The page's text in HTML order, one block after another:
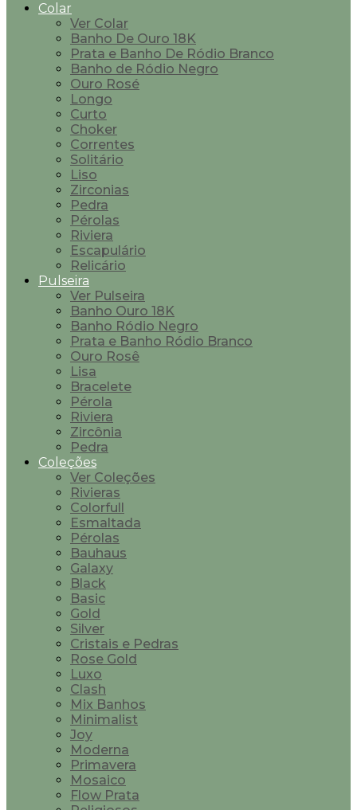
Colar
Ver Colar
Banho De Ouro 18K
Prata e Banho De Ródio Branco
Banho de Ródio Negro
Ouro Rosé
Longo
Curto
Choker
Correntes
Solitário
Liso
Zirconias
Pedra
Pérolas
Riviera
Escapulário
Relicário
Pulseira
Ver Pulseira
Banho Ouro 18K
Banho Ródio Negro
Prata e Banho Ródio Branco
Ouro Rosê
Lisa
Bracelete
Pérola
Riviera
Zircônia
Pedra
Coleções
Ver Coleções
Rivieras
Colorfull
Esmaltada
Pérolas
Bauhaus
Galaxy
Black
Basic
Gold
Silver
Cristais e Pedras
Rose Gold
Luxo
Clash
Mix Banhos
Minimalist
Joy
Moderna
Primavera
Mosaico
Flow Prata